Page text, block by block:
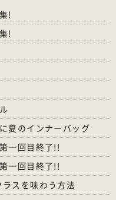
!
!
夏のインナーバッグ
一回目終了!!
一回目終了!!
スを味わう方法